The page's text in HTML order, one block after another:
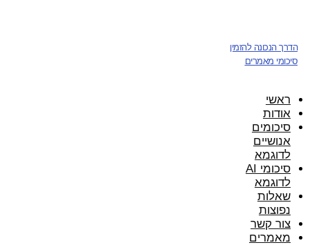
הדרך הנכונה להזמין
סיכומי מאמרים
ראשי
אודות
סיכומים
אנושיים
לדוגמא
סיכומי AI
לדוגמא
שאלות
נפוצות
צור קשר
מאמרים